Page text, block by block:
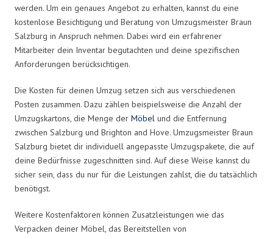
werden. Um ein genaues Angebot zu erhalten, kannst du eine
kostenlose Besichtigung und Beratung von Umzugsmeister Braun
Salzburg in Anspruch nehmen. Dabei wird ein erfahrener
Mitarbeiter dein Inventar begutachten und deine spezifischen
Anforderungen berücksichtigen.
Die Kosten für deinen Umzug setzen sich aus verschiedenen
Posten zusammen. Dazu zählen beispielsweise die Anzahl der
Umzugskartons, die Menge der Möbel und die Entfernung
zwischen Salzburg und Brighton and Hove. Umzugsmeister Braun
Salzburg bietet dir individuell angepasste Umzugspakete, die auf
deine Bedürfnisse zugeschnitten sind. Auf diese Weise kannst du
sicher sein, dass du nur für die Leistungen zahlst, die du tatsächlich
benötigst.
Weitere Kostenfaktoren können Zusatzleistungen wie das
Verpacken deiner Möbel, das Bereitstellen von